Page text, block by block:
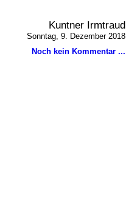
Kuntner Irmtraud
Sonntag, 9. Dezember 2018
Noch kein Kommentar ...